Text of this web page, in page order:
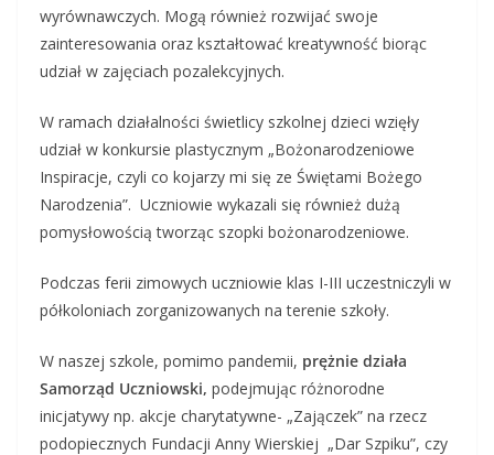
wyrównawczych. Mogą również rozwijać swoje
zainteresowania oraz kształtować kreatywność biorąc
udział w zajęciach pozalekcyjnych.
W ramach działalności świetlicy szkolnej dzieci wzięły
udział w konkursie plastycznym „Bożonarodzeniowe
Inspiracje, czyli co kojarzy mi się ze Świętami Bożego
Narodzenia”. Uczniowie wykazali się również dużą
pomysłowością tworząc szopki bożonarodzeniowe.
Podczas ferii zimowych uczniowie klas I-III uczestniczyli w
półkoloniach zorganizowanych na terenie szkoły.
W naszej szkole, pomimo pandemii, prężnie działa
Samorząd Uczniowski, podejmując różnorodne
inicjatywy np. akcje charytatywne- „Zajączek” na rzecz
podopiecznych Fundacji Anny Wierskiej „Dar Szpiku”, czy